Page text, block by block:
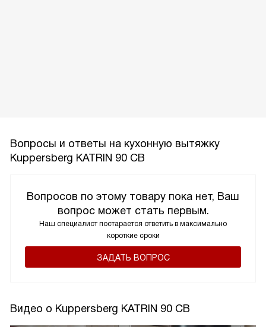
Вопросы и ответы на кухонную вытяжку
Kuppersberg KATRIN 90 CB
Вопросов по этому товару пока нет, Ваш
вопрос может стать первым.
Наш специалист постарается ответить в максимально
короткие сроки
ЗАДАТЬ ВОПРОС
Видео о Kuppersberg KATRIN 90 CB